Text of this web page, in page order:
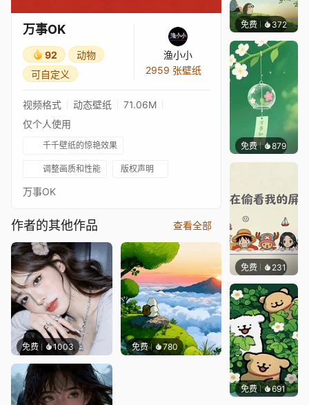
万事OK
92
动物
可自定义
渔小小
2959 张壁纸
视频格式 动态壁纸
71.06M
仅个人使用
千千壁纸的惊艳效果
调整画质和性能 版权声明
万事OK
作者的其他作品 查看全部
免费 1003 免费 780
免费 372渔小小
免费 879好看
免费 231渔小小
免费 691渔小小